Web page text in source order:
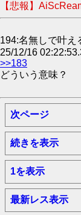
【悲報】
194:名無しで叶え
25/12/16
>>183
どういう意味？
次ページ
続きを表示
1を表示
最新レス表示